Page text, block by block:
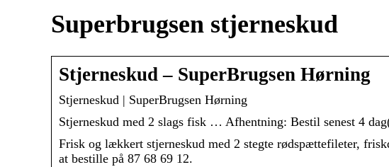
Superbrugsen stjerneskud
Stjerneskud – SuperBrugsen Hørning
Stjerneskud | SuperBrugsen Hørning
Stjerneskud med 2 slags fisk … Afhentning: Bestil senest 4
Frisk og lækkert stjerneskud med 2 stegte rødspættefileter,
at bestille på 87 68 69 12.